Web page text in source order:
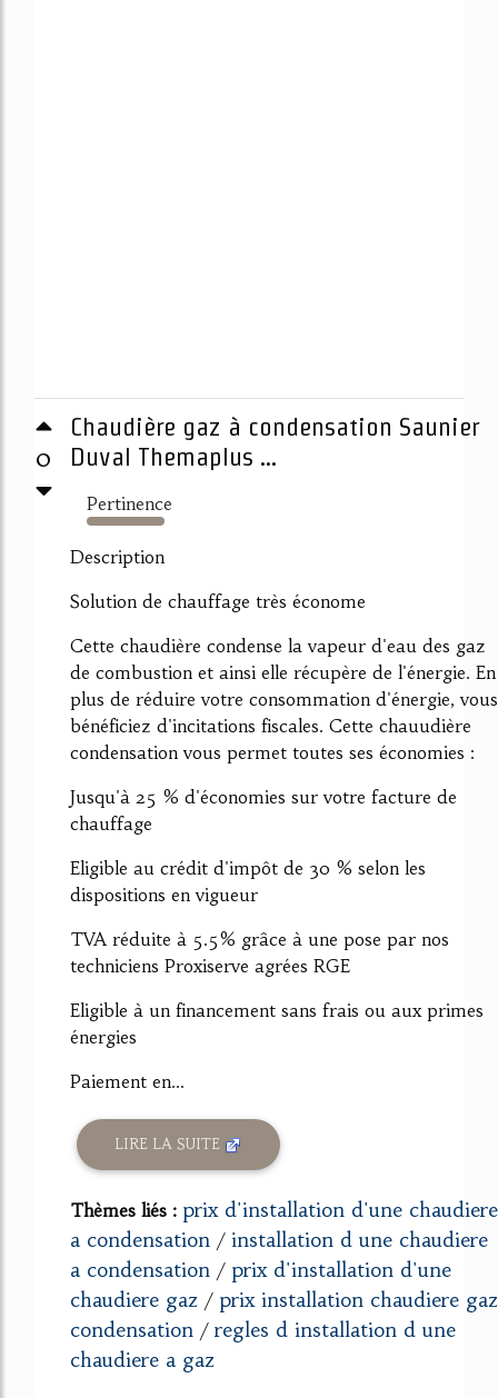
0
Chaudière gaz à condensation Saunier
Duval Themaplus ...
Pertinence
1648%
Description
Solution de chauffage très économe
Cette chaudière condense la vapeur d'eau des gaz
de combustion et ainsi elle récupère de l'énergie. En
plus de réduire votre consommation d'énergie, vous
bénéficiez d'incitations fiscales. Cette chauudière
condensation vous permet toutes ses économies :
Jusqu'à 25 % d'économies sur votre facture de
chauffage
Eligible au crédit d'impôt de 30 % selon les
dispositions en vigueur
TVA réduite à 5.5% grâce à une pose par nos
techniciens Proxiserve agrées RGE
Eligible à un financement sans frais ou aux primes
énergies
Paiement en...
LIRE LA SUITE
Thèmes liés : prix d'installation d'une chaudiere
a condensation / installation d une chaudiere
a condensation / prix d'installation d'une
chaudiere gaz / prix installation chaudiere gaz
condensation / regles d installation d une
chaudiere a gaz